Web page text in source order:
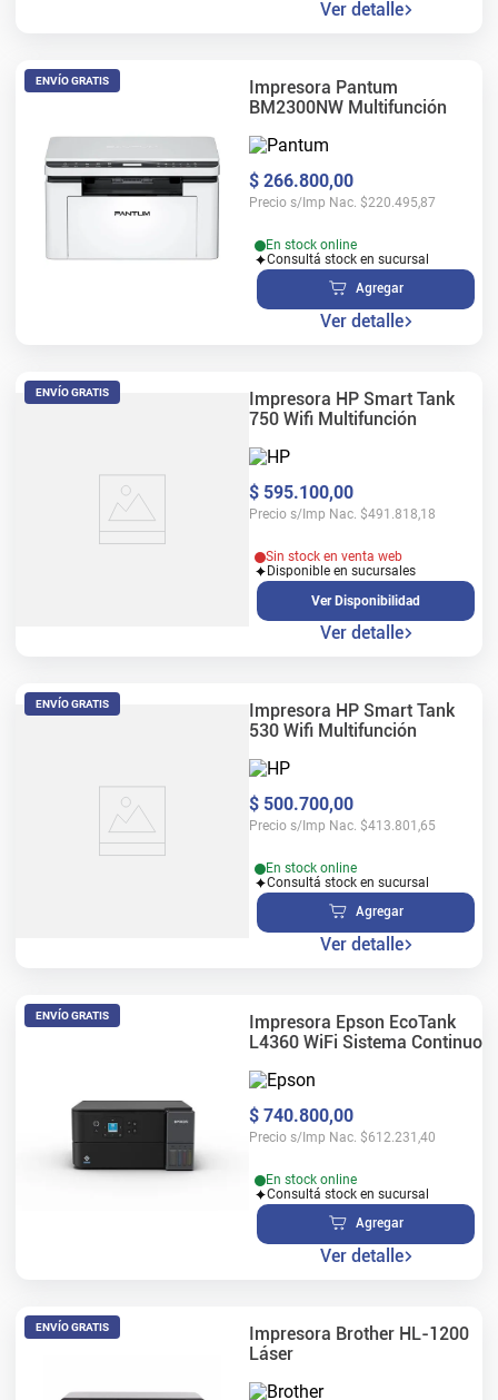
Ver detalle
ENVÍO GRATIS
Impresora Pantum
BM2300NW Multifunción
$ 266.800,00
Precio s/Imp Nac. $220.495,87
En stock online
Consultá stock en sucursal
Agregar
Ver detalle
ENVÍO GRATIS
Impresora HP Smart Tank
750 Wifi Multifunción
$ 595.100,00
Precio s/Imp Nac. $491.818,18
Sin stock en venta web
Disponible en sucursales
Ver Disponibilidad
Ver detalle
ENVÍO GRATIS
Impresora HP Smart Tank
530 Wifi Multifunción
$ 500.700,00
Precio s/Imp Nac. $413.801,65
En stock online
Consultá stock en sucursal
Agregar
Ver detalle
ENVÍO GRATIS
Impresora Epson EcoTank
L4360 WiFi Sistema Continuo
$ 740.800,00
Precio s/Imp Nac. $612.231,40
En stock online
Consultá stock en sucursal
Agregar
Ver detalle
ENVÍO GRATIS
Impresora Brother HL-1200
Láser